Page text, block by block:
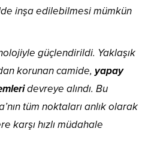
inşa edilebilmesi mümkün
güçlendirildi. Yaklaşık
korunan camide, yapay
devreye alındı. Bu
tüm noktaları anlık olarak
karşı hızlı müdahale